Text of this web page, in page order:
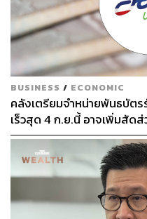
BUSINESS / ECONOMIC
คลังเตรียมจำหน่ายพันธบัตร
เร็วสุด 4 ก.ย.นี้ อาจเพิ่มสัด
First มากขึ้น